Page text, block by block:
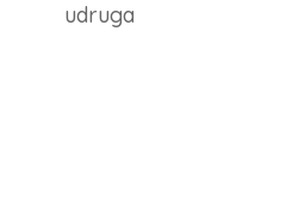
udruga